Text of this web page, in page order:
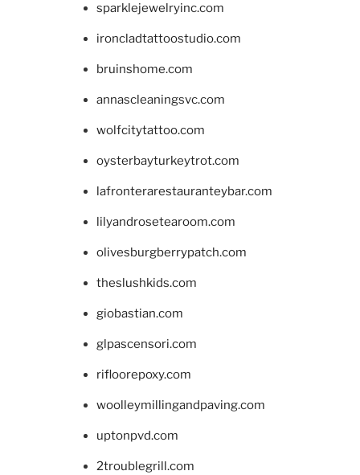
sparklejewelryinc.com
ironcladtattoostudio.com
bruinshome.com
annascleaningsvc.com
wolfcitytattoo.com
oysterbayturkeytrot.com
lafronterarestauranteybar.com
lilyandrosetearoom.com
olivesburgberrypatch.com
theslushkids.com
giobastian.com
glpascensori.com
rifloorepoxy.com
woolleymillingandpaving.com
uptonpvd.com
2troublegrill.com